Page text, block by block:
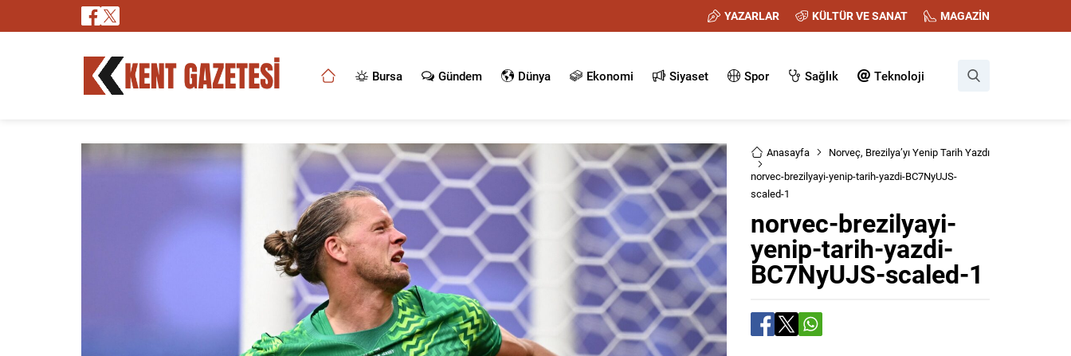
YAZARLAR KÜLTÜR VE SANAT MAGAZİN
Bursa Gündem Dünya Ekonomi Siyaset Spor Sağlık Teknoloji
Anasayfa
Norveç, Brezilya’yı Yenip Tarih Yazdı
norvec-brezilyayi-yenip-tarih-yazdi-BC7NyUJS-
scaled-1
norvec-brezilyayi-
yenip-tarih-yazdi-
BC7NyUJS-scaled-1